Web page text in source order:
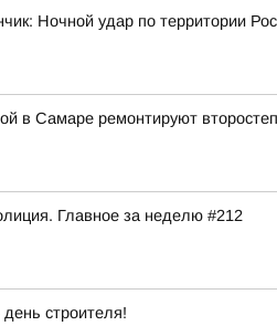
Ночной удар по территории
в Самаре ремонтируют
Главное за неделю #212
строителя!